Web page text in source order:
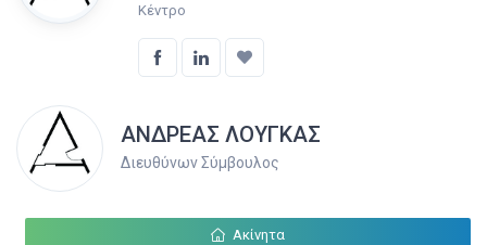
Κέντρο
ΑΝΔΡΕΑΣ ΛΟΥΓΚΑΣ
Διευθύνων Σύμβουλος
Ακίνητα